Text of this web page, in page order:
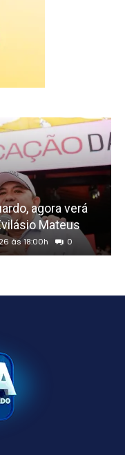
agora verá
Mateus
às 18:00h 0